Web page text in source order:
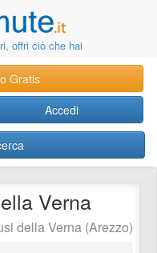
offri ciò che hai
Gratis
Accedi
Verna
della Verna (Arezzo)